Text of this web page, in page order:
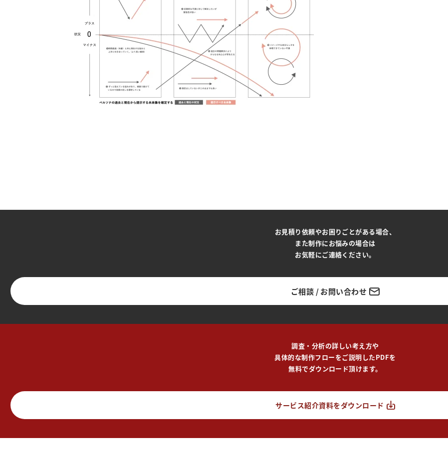
お見積り依頼やお困りごとがある場合、
また制作にお悩みの場合は
お気軽にご連絡ください。
ご相談 / お問い合わせ
調査・分析の詳しい考え方や
具体的な制作フローをご説明したPDFを
無料でダウンロード頂けます。
サービス紹介資料をダウンロード